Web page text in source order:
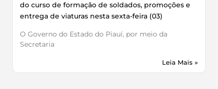
do curso de formação de soldados, promoções e
entrega de viaturas nesta sexta-feira (03)
O Governo do Estado do Piauí, por meio da
Secretaria
Leia Mais »